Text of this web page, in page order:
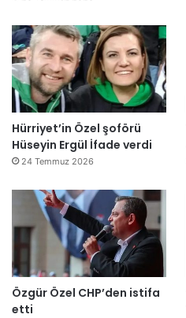
Hürriyet’in Özel şoförü
Hüseyin Ergül İfade verdi
24 Temmuz 2026
Özgür Özel CHP’den istifa
etti